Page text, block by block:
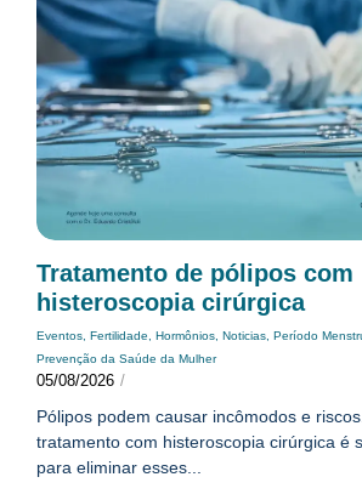
Tratamento de pólipos com
histeroscopia cirúrgica
Eventos, Fertilidade, Hormônios, Noticias, Período
Prevenção da Saúde da Mulher
05/08/2026 /
Pólipos podem causar incômodos e
tratamento com histeroscopia cirúrgica é
para eliminar esses...